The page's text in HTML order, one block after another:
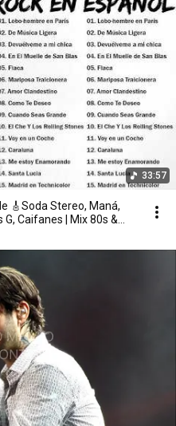
33:57
🎸Soda Stereo, Maná,
Caifanes | Mix 80s &